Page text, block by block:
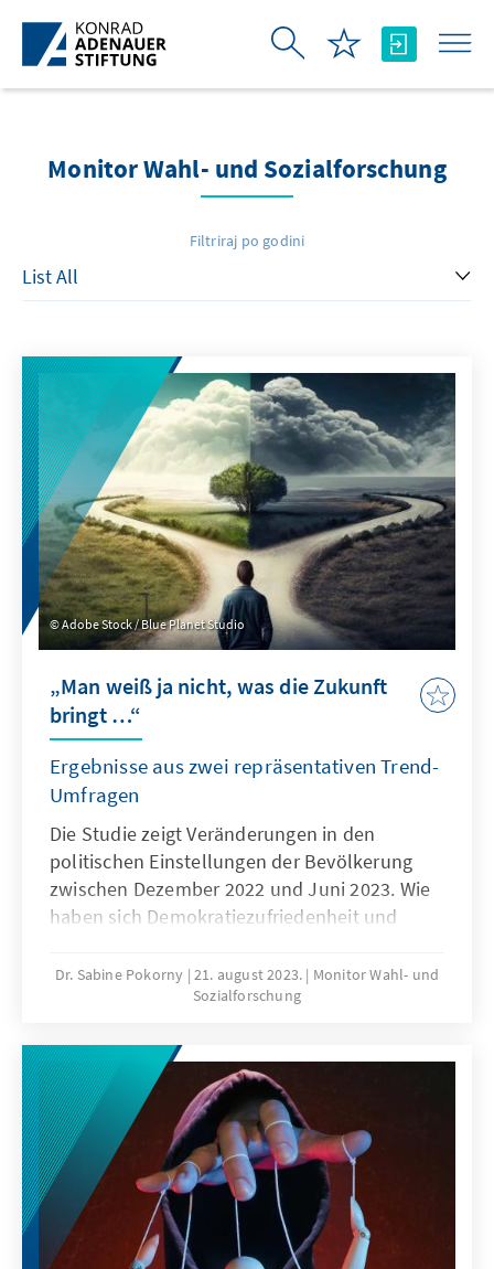
Skip to Main Content
Monitor Wahl- und Sozialforschung
Filtriraj po godini
Adobe Stock / Blue Planet Studio
„Man weiß ja nicht, was die Zukunft
bringt …“
Ergebnisse aus zwei repräsentativen Trend-
Umfragen
Die Studie zeigt Veränderungen in den
politischen Einstellungen der Bevölkerung
zwischen Dezember 2022 und Juni 2023. Wie
haben sich Demokratiezufriedenheit und
optimistisch blicken die Bürgerinnen und
Bürger in die Zukunft? Wie unterscheiden sich
Westdeutschland und zwischen den
verschiedenen Parteianhängerschaften? Wie
verändern sich die Parteisympathien? Diesen
Fragen geht die Studie mit Hilfe von zwei
repräsentativen Umfragen im Abstand von
sechs Monaten nach.
Dr. Sabine Pokorny 21. august 2023.
Monitor Wahl- und
Sozialforschung